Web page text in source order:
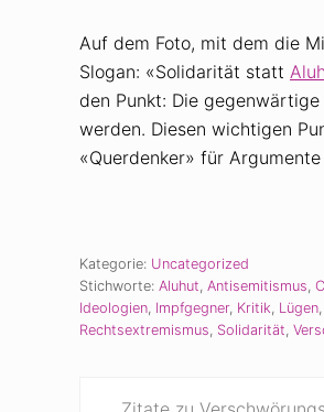
Auf dem Foto, mit dem die
Slogan: «Solidarität statt
den Punkt: Die
werden. Diesen wichtigen
«Querdenker» für
Kategorie: Uncategorized
Stichworte: Aluhut Antisemitismus
Ideologien Impfgegner, Kritik Lügen
Rechtsextremismus Solidarität